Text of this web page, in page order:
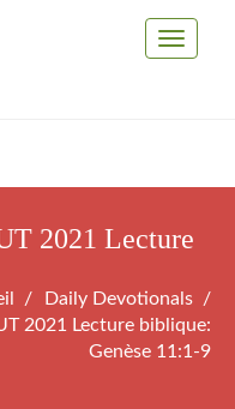
Toggle
2021 Lecture
Daily Devotionals
2021 Lecture biblique:
Genèse 11:1-9